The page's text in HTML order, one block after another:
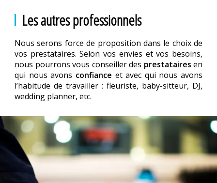
Les autres professionnels
Nous serons force de proposition dans le choix de
vos prestataires. Selon vos envies et vos besoins,
nous pourrons vous conseiller des prestataires en
qui nous avons confiance et avec qui nous avons
l’habitude de travailler : fleuriste, baby-sitteur, DJ,
wedding planner, etc.